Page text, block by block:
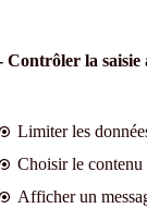
Contrôler la saisie
Limiter les
Choisir le contenu
Afficher un